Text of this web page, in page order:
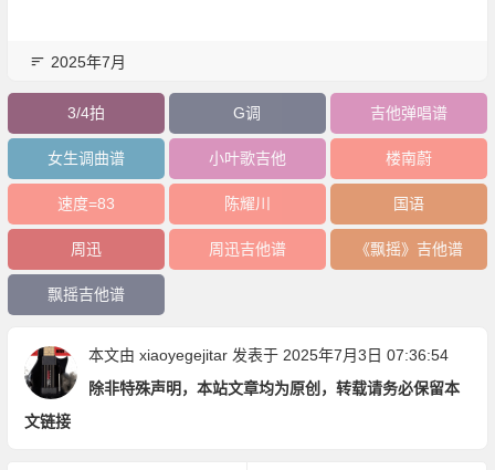
2025年7月
3/4拍 G调 吉他弹唱谱
女生调曲谱 小叶歌吉他 楼南蔚
速度=83 陈耀川 国语
周迅 周迅吉他谱 《飘摇》吉他谱
飘摇吉他谱
本文由 xiaoyegejitar发表于 2025年7月3日 07:36:54
除非特殊声明，本站文章均为原创，转载请务必保留本
文链接